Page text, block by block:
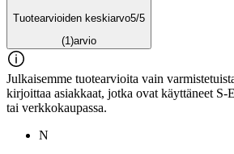
Tuotearvioiden keskiarvo5/5
(1)arvio
Julkaisemme tuotearvioita vain
kirjoittaa asiakkaat, jotka ovat käyttäneet S-
tai verkkokaupassa.
N